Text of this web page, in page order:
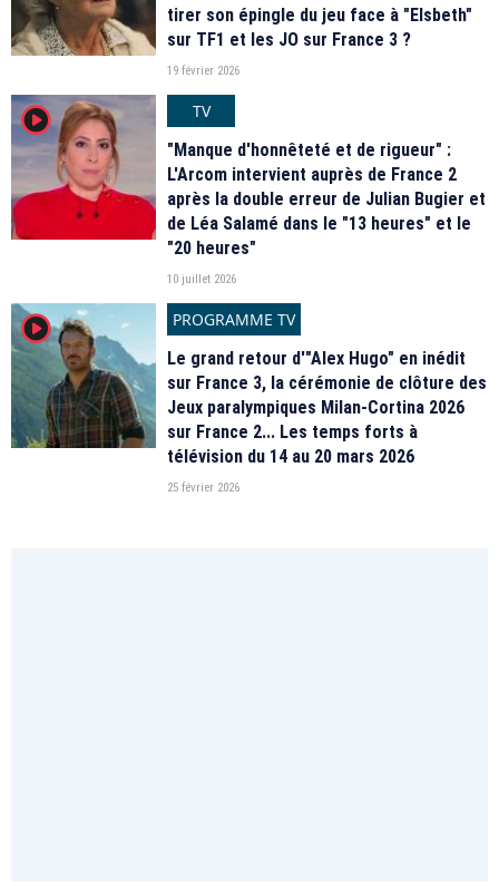
tirer son épingle du jeu face à "Elsbeth"
sur TF1 et les JO sur France 3 ?
19 février 2026
player2
TV
"Manque d'honnêteté et de rigueur" :
L'Arcom intervient auprès de France 2
après la double erreur de Julian Bugier et
de Léa Salamé dans le "13 heures" et le
"20 heures"
10 juillet 2026
player2
PROGRAMME TV
Le grand retour d'"Alex Hugo" en inédit
sur France 3, la cérémonie de clôture des
Jeux paralympiques Milan-Cortina 2026
sur France 2... Les temps forts à
télévision du 14 au 20 mars 2026
25 février 2026